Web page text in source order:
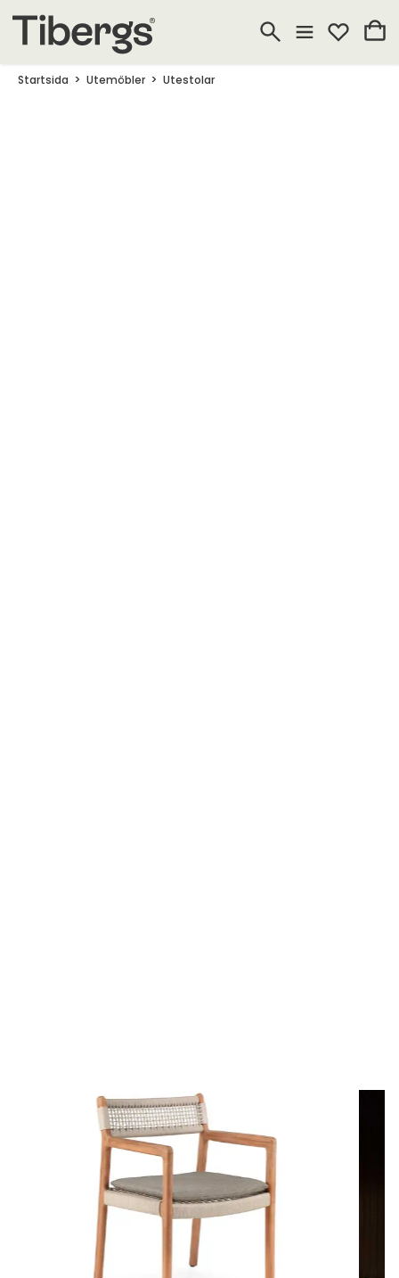
Startsida Utemöbler Utestolar